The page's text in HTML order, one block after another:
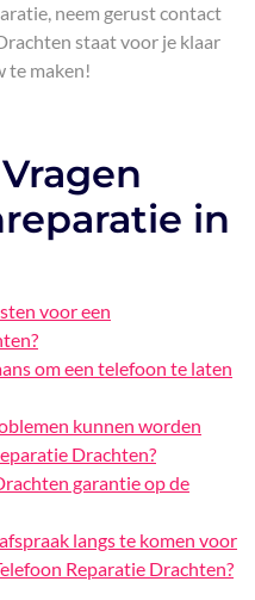
neem gerust contact
staat voor je klaar
te maken!
in
voor een
om een telefoon te laten
kunnen worden
Drachten?
garantie op de
langs te komen voor
Reparatie Drachten?